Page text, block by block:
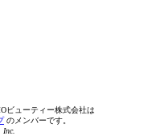
ビューティー株式会社は
のメンバーです。
Inc.